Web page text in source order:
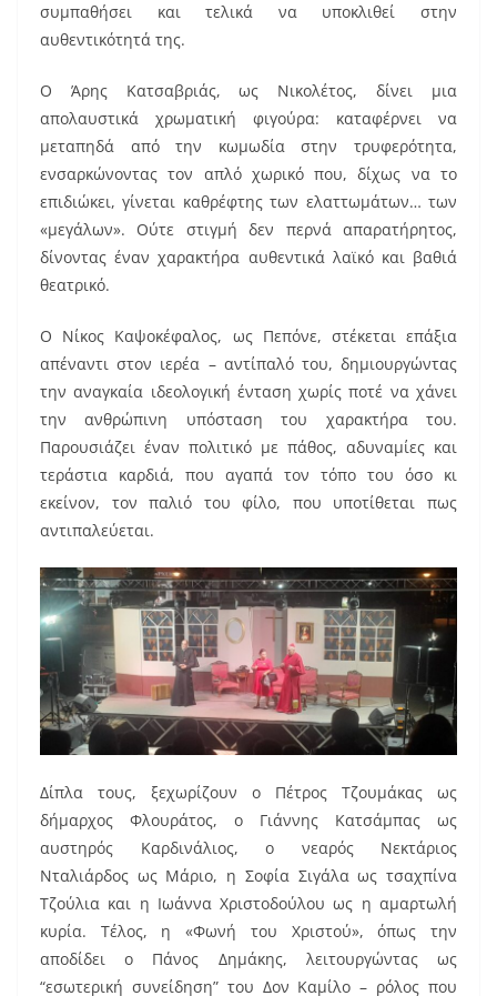
συμπαθήσει και τελικά να υποκλιθεί στην
αυθεντικότητά της.
Ο Άρης Κατσαβριάς, ως Νικολέτος, δίνει μια
απολαυστικά χρωματική φιγούρα: καταφέρνει να
μεταπηδά από την κωμωδία στην τρυφερότητα,
ενσαρκώνοντας τον απλό χωρικό που, δίχως να το
επιδιώκει, γίνεται καθρέφτης των ελαττωμάτων… των
«μεγάλων». Ούτε στιγμή δεν περνά απαρατήρητος,
δίνοντας έναν χαρακτήρα αυθεντικά λαϊκό και βαθιά
θεατρικό.
Ο Νίκος Καψοκέφαλος, ως Πεπόνε, στέκεται επάξια
απέναντι στον ιερέα – αντίπαλό του, δημιουργώντας
την αναγκαία ιδεολογική ένταση χωρίς ποτέ να χάνει
την ανθρώπινη υπόσταση του χαρακτήρα του.
Παρουσιάζει έναν πολιτικό με πάθος, αδυναμίες και
τεράστια καρδιά, που αγαπά τον τόπο του όσο κι
εκείνον, τον παλιό του φίλο, που υποτίθεται πως
αντιπαλεύεται.
Δίπλα τους, ξεχωρίζουν ο Πέτρος Τζουμάκας ως
δήμαρχος Φλουράτος, ο Γιάννης Κατσάμπας ως
αυστηρός Καρδινάλιος, ο νεαρός Νεκτάριος
Νταλιάρδος ως Μάριο, η Σοφία Σιγάλα ως τσαχπίνα
Τζούλια και η Ιωάννα Χριστοδούλου ως η αμαρτωλή
κυρία. Τέλος, η «Φωνή του Χριστού», όπως την
αποδίδει ο Πάνος Δημάκης, λειτουργώντας ως
“εσωτερική συνείδηση” του Δον Καμίλο – ρόλος που